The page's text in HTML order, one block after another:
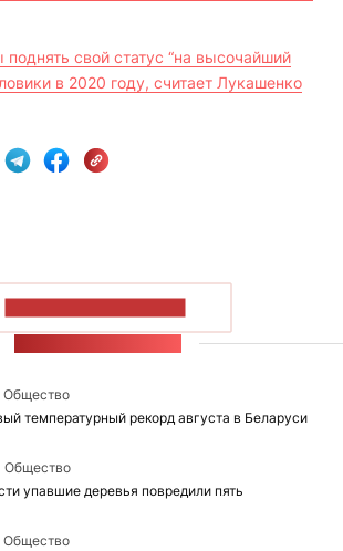
свой статус “на высочайший
в 2020 году, считает Лукашенко
Общество
температурный рекорд августа в Беларуси
Общество
упавшие деревья повредили пять
Общество